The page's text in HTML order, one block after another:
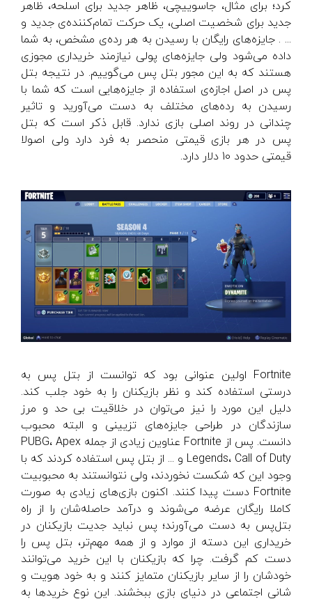
کرد؛ برای مثال، جاسوییچی، ظاهر جدید برای اسلحه، ظاهر
جدید برای شخصیت اصلی، یک حرکت تمام‌کننده‌ی جدید و
... . جایزه‌های رایگان با رسیدن به هر رده‌ی مشخص، به شما
داده می‌شود ولی جایزه‌های پولی نیازمند خریداری مجوزی
هستند که به این مجور بتل پس می‌گوییم. در نتیجه بتل
پس در اصل اجازه‌ی استفاده از جایزه‌هایی است که شما با
رسیدن به رده‌های مختلف به دست می‌آورید و تاثیر
چندانی در روند اصلی بازی ندارد. قابل ذکر است که بتل
پس در هر بازی قیمتی منحصر به فرد دارد ولی اصولا
قیمتی حدود 10 دلار دارد.
Fortnite اولین عنوانی بود که توانست از بتل پس به
درستی استفاده کند و نظر بازیکنان را به خود جلب کند.
دلیل این مورد را نیز می‌توان در خلاقیت بی حد و مرز
سازندگان در طراحی جایزه‌های تزیینی و البته محبوب
دانست. پس از Fortnite عناوین زیادی از جمله PUBG، Apex
Legends، Call of Duty و ... از بتل پس استفاده کردند که با
وجود این که شکست نخوردند، ولی نتوانستند به محبوبیت
Fortnite دست پیدا کنند. اکنون بازی‌های زیادی به صورت
کاملا رایگان عرضه می‌شوند و درآمد حاصله‌شان را از راه
بتل‌پس به دست می‌آورند؛ پس نباید جدیت بازیکنان در
خریداری این دسته از موارد و از همه مهم‌تر، بتل پس را
دست کم گرفت. چرا که بازیکنان با این خرید می‌توانند
خودشان را از سایر بازیکنان متمایز کنند و به خود هویت و
شانی اجتماعی در دنیای بازی ببخشند. این نوع خریدها به